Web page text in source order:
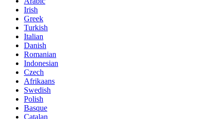
Irish
Greek
Turkish
Italian
Danish
Romanian
Indonesian
Czech
Afrikaans
Swedish
Polish
Basque
Catalan